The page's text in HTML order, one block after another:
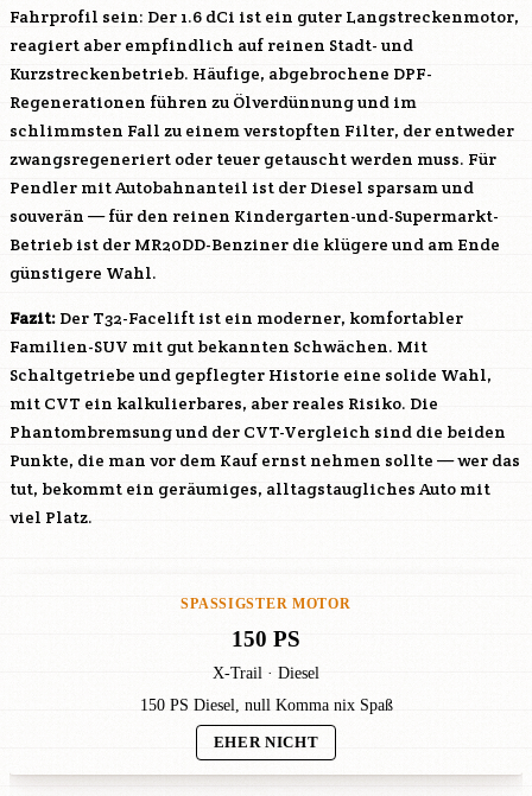
Fahrprofil sein: Der 1.6 dCi ist ein guter Langstreckenmotor,
reagiert aber empfindlich auf reinen Stadt- und
Kurzstreckenbetrieb. Häufige, abgebrochene DPF-
Regenerationen führen zu Ölverdünnung und im
schlimmsten Fall zu einem verstopften Filter, der entweder
zwangsregeneriert oder teuer getauscht werden muss. Für
Pendler mit Autobahnanteil ist der Diesel sparsam und
souverän — für den reinen Kindergarten-und-Supermarkt-
Betrieb ist der MR20DD-Benziner die klügere und am Ende
günstigere Wahl.
Fazit: Der T32-Facelift ist ein moderner, komfortabler
Familien-SUV mit gut bekannten Schwächen. Mit
Schaltgetriebe und gepflegter Historie eine solide Wahl,
mit CVT ein kalkulierbares, aber reales Risiko. Die
Phantombremsung und der CVT-Vergleich sind die beiden
Punkte, die man vor dem Kauf ernst nehmen sollte — wer das
tut, bekommt ein geräumiges, alltagstaugliches Auto mit
viel Platz.
SPASSIGSTER MOTOR
150 PS
X-Trail · Diesel
150 PS Diesel, null Komma nix Spaß
EHER NICHT